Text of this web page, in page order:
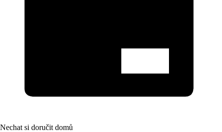
Nechat si doručit domů